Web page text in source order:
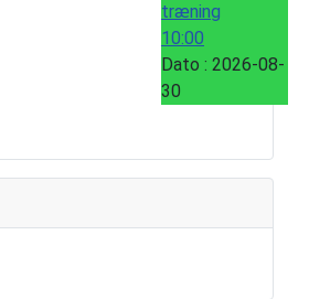
træning
10:00
Dato : 2026-08-
30